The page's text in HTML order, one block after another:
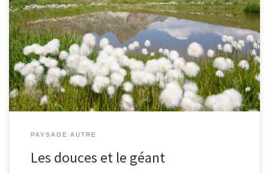
[…]
PAYSAGE AUTRE
Les douces et le géant